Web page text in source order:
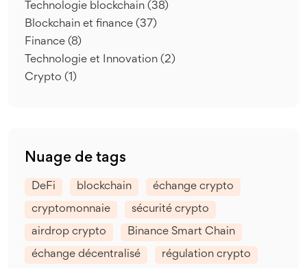
Technologie blockchain (38)
Blockchain et finance (37)
Finance (8)
Technologie et Innovation (2)
Crypto (1)
Nuage de tags
DeFi blockchain échange crypto
cryptomonnaie sécurité crypto
airdrop crypto Binance Smart Chain
échange décentralisé régulation crypto